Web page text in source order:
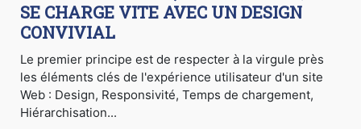
SE CHARGE VITE AVEC UN DESIGN
CONVIVIAL
Le premier principe est de respecter à la virgule près
les éléments clés de l'expérience utilisateur d'un site
Web : Design, Responsivité, Temps de chargement,
Hiérarchisation...